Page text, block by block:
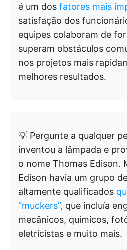
é um dos fatores mais
satisfação dos
equipes colaboram de
superam obstáculos
nos projetos mais
melhores resultados.
💡 Pergunte a qualquer
inventou a lâmpada e
o nome Thomas Edison.
Edison havia um grupo
altamente qualificados
“muckers”, que incluía
mecânicos, químicos,
eletricistas e muito mais.